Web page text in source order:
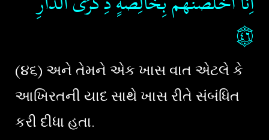
۝٤٦
(૪૬) અને તેમને એક ખાસ વાત એટલે કે
આખિરતની યાદ સાથે ખાસ રીતે સંબંધિત
કરી દીધા હતા.